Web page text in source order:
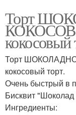
Торт
кокосовый
Торт
кокосовый торт.
Очень быстрый в
Бисквит "Шоколад
Ингредиенты: